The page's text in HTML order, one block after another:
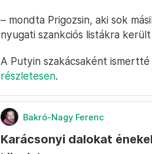
– mondta Prigozsin, aki sok
nyugati szankciós listákra
A Putyin szakácsaként
részletesen.
Bakró-Nagy Ferenc
Karácsonyi dalokat